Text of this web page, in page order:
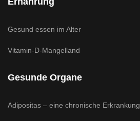
Gesund essen im Alter
Vitamin-D-Mangelland
Gesunde Organe
Adipositas – eine chronische Erkrankung